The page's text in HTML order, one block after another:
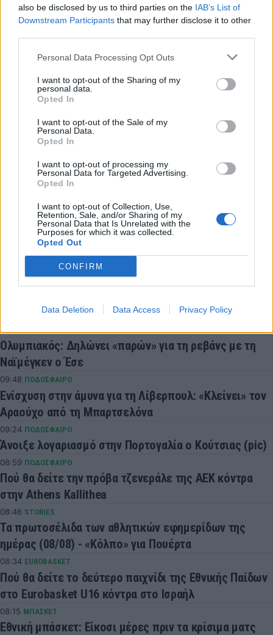
also be disclosed by us to third parties on the IAB’s List of
Downstream Participants that may further disclose it to other
Personal Data Processing Opt Outs
I want to opt-out of the Sharing of my
personal data.
Opted In
I want to opt-out of the Sale of my
Personal Data.
Opted In
I want to opt-out of processing my
Personal Data for Targeted Advertising.
Opted In
I want to opt-out of Collection, Use,
Retention, Sale, and/or Sharing of my
Personal Data that Is Unrelated with the
Purposes for which it was collected.
Opted Out
CONFIRM
Data Deletion Data Access Privacy Policy
LATEST NEWS
ΜΠΑΣΚΕΤ
«Πάει για το μπαμ με Μπολομπόι η Μάλαγα»
Παρελθόν από την ΑΕΚ ο Αλέξης Δέδες
ΠΟΔΟΣΦΑΙΡΟ
Ομάδα στο Περού έβγαλε φανέλα με... 1.000 χορηγούς!
Κατσούρη - «Δεν έφυγες ποτέ»
09:59CHAMPIONS LEAGUE
Ολυμπιακός: Δηλώνει «παρών» για τη ρεβάνς με τη
Ναϊμέγκεν ο Έσε
09:48 ΠΟΔΟΣΦΑΙΡΟ
Ενίσχυση στην άμυνα για τη Λίβερπουλ: «Κλείνει» τον
Αραούχο από τη Μπαρτσελόνα
09:24 ΠΟΔΟΣΦΑΙΡΟ
Άνοιξε λογαριασμό στην Πορτογαλία ο Κούτσιας (pic)
08:59 ΠΟΔΟΣΦΑΙΡΟ
Πού θα δείτε την πρόβα τζενεράλε της ΑΕΚ κόντρα
στην Athens Kallithea
08:46 STORIES
Τα πρωτοσέλιδα των αθλητικών εφημερίδων της
ημέρας (08/08) - «Κόλπο» για Πουέρτα
08:34 EUROBASKET
Πού θα δείτε το δεύτερο παιχνίδι της Εθνικής Παίδων
στο Eurobasket U16 κόντρα στο Ισραήλ
08:15 ΜΠΑΣΚΕΤ
Εθνική μπάσκετ: Είκοσι μέρες πριν τα κρίσιμα ματς